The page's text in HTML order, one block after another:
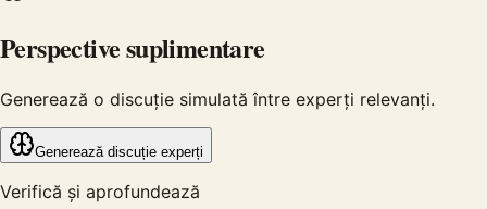
Perspective suplimentare
Generează o discuție simulată între experți relevanți.
Generează discuție experți
Verifică și aprofundează